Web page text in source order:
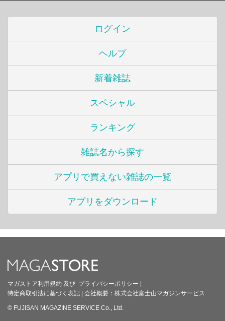
ログイン
ヘルプ
新着雑誌
スペシャル
ランキング
雑誌名から探す
アプリで買えない雑誌の一覧
アプリをダウンロード
マガストア利用規約 及び プライバシーポリシー |
特定商取引法に基づく表記 | 会社概要： 株式会社富士山マガジンサービス
© FUJISAN MAGAZINE SERVICE Co., Ltd.